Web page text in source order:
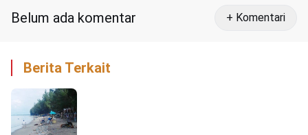
Belum ada komentar + Komentari
Berita Terkait